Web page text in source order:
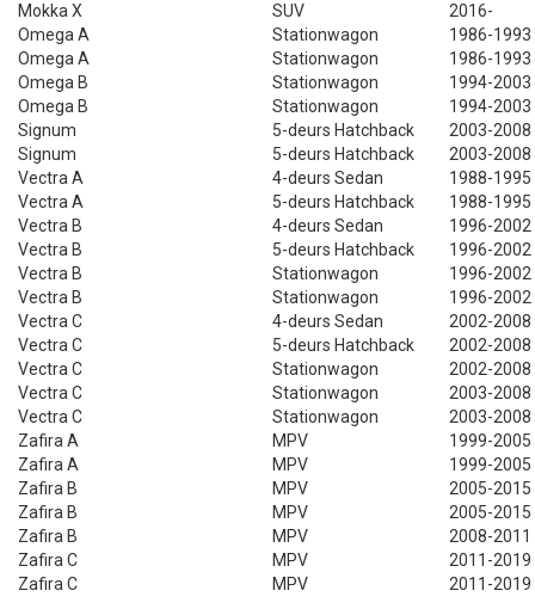
Mokka X
SUV
2016-
Omega A
Stationwagon
1986-1993
Omega A
Stationwagon
1986-1993
Omega B
Stationwagon
1994-2003
Omega B
Stationwagon
1994-2003
Signum
5-deurs Hatchback
2003-2008
Signum
5-deurs Hatchback
2003-2008
Vectra A
4-deurs Sedan
1988-1995
Vectra A
5-deurs Hatchback
1988-1995
Vectra B
4-deurs Sedan
1996-2002
Vectra B
5-deurs Hatchback
1996-2002
Vectra B
Stationwagon
1996-2002
Vectra B
Stationwagon
1996-2002
Vectra C
4-deurs Sedan
2002-2008
Vectra C
5-deurs Hatchback
2002-2008
Vectra C
Stationwagon
2002-2008
Vectra C
Stationwagon
2003-2008
Vectra C
Stationwagon
2003-2008
Zafira A
MPV
1999-2005
Zafira A
MPV
1999-2005
Zafira B
MPV
2005-2015
Zafira B
MPV
2005-2015
Zafira B
MPV
2008-2011
Zafira C
MPV
2011-2019
Zafira C
MPV 2011-2019